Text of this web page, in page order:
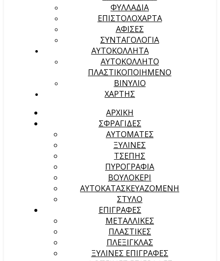
ΦΥΛΛΑΔΙΑ
ΕΠΙΣΤΟΛΟΧΑΡΤΑ
ΑΦΙΣΕΣ
ΣΥΝΤΑΓΟΛΟΓΙΑ
ΑΥΤΟΚΟΛΛΗΤΑ
ΑΥΤΟΚΟΛΛΗΤΟ
ΠΛΑΣΤΙΚΟΠΟΙΗΜΕΝΟ
ΒΙΝΥΛΙΟ
ΧΑΡΤΗΣ
ΑΡΧΙΚΉ
ΣΦΡΑΓΙΔΕΣ
ΑΥΤΟΜΑΤΕΣ
ΞΥΛΙΝΕΣ
ΤΣΕΠΗΣ
ΠΥΡΟΓΡΑΦΙΑ
ΒΟΥΛΟΚΕΡΙ
ΑΥΤΟΚΑΤΑΣΚΕΥΑΖΟΜΕΝΗ
ΣΤΥΛΟ
ΕΠΙΓΡΑΦΕΣ
ΜΕΤΑΛΛΙΚΕΣ
ΠΛΑΣΤΙΚΕΣ
ΠΛΕΞΙΓΚΛΑΣ
ΞΥΛΙΝΕΣ ΕΠΙΓΡΑΦΕΣ